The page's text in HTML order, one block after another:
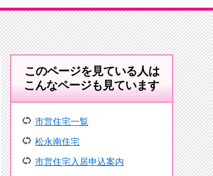
このページを見ている人は
こんなページも見ています
市営住宅一覧
松永南住宅
市営住宅入居申込案内